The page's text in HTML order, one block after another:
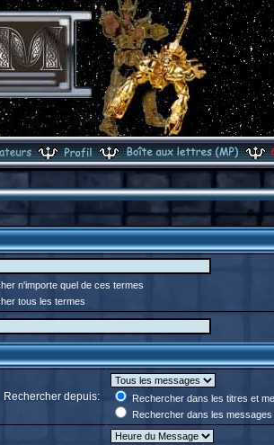
n'importe quel de ces termes
tous les termes
Rechercher depuis:
Rechercher dans les titres et
Rechercher dans les messages